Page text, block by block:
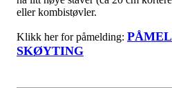
eller kombistøvler.
Klikk her for påmelding:
SKØYTING